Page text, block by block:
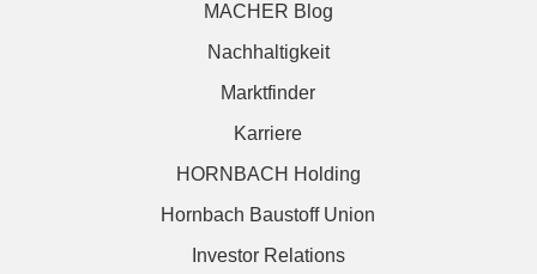
MACHER Blog
Nachhaltigkeit
Marktfinder
Karriere
HORNBACH Holding
Hornbach Baustoff Union
Investor Relations